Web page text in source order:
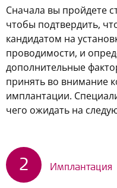
Сначала вы пройдете
чтобы подтвердить,
кандидатом на
проводимости, и
дополнительные
принять во внимание
имплантации.
чего ожидать на
2 Имплантация